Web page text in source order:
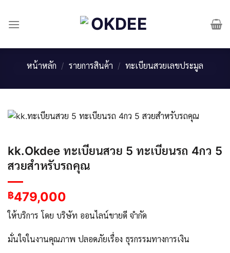
content
หน้าหลัก / รายการสินค้า / ทะเบียนสวยเลขประมูล
kk.Okdee ทะเบียนสวย 5 ทะเบียนรถ 4กว 5
สวยสำหรับรถคุณ
฿479,000
ให้บริการ โดย บริษัท ออนไลน์ขายดี จำกัด
มั่นใจในงานคุณภาพ ปลอดภัยเรื่อง ธุรกรรมทางการเงิน